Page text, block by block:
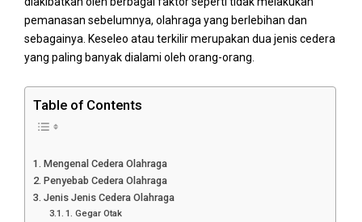
pemanasan sebelumnya, olahraga yang berlebihan dan
sebagainya. Keseleo atau terkilir merupakan dua jenis cedera
yang paling banyak dialami oleh orang-orang.
Table of Contents
Mengenal Cedera Olahraga
Penyebab Cedera Olahraga
Jenis Jenis Cedera Olahraga
1. Gegar Otak